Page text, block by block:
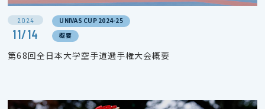
2024
11/14
UNIVAS CUP 2024-25
概要
第68回全日本大学空手道選手権大会概要